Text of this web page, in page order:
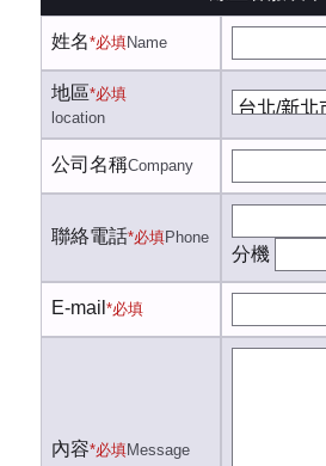
姓名*必填Name
地區*必填
location
公司名稱Company
聯絡電話*必填Phone
分機
E-mail *必填
內容*必填Message